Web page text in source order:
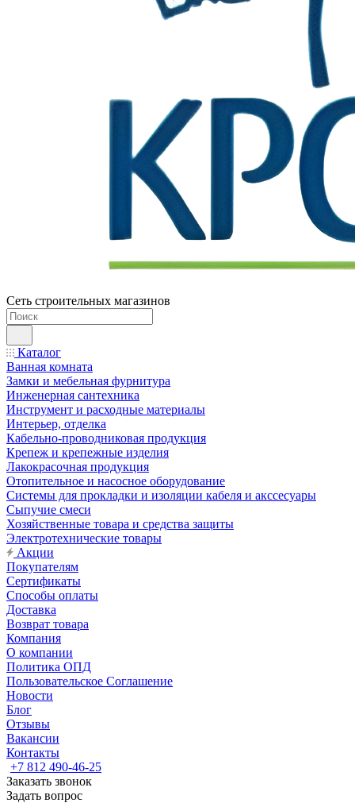
Сеть строительных магазинов
Каталог
Ванная комната
Замки и мебельная фурнитура
Инженерная сантехника
Инструмент и расходные материалы
Интерьер, отделка
Кабельно-проводниковая продукция
Крепеж и крепежные изделия
Лакокрасочная продукция
Отопительное и насосное оборудование
Системы для прокладки и изоляции кабеля и акссесуары
Сыпучие смеси
Хозяйственные товара и средства защиты
Электротехнические товары
Акции
Покупателям
Сертификаты
Способы оплаты
Доставка
Возврат товара
Компания
О компании
Политика ОПД
Пользовательское Соглашение
Новости
Блог
Отзывы
Вакансии
Контакты
+7 812 490-46-25
Заказать звонок
Задать вопрос